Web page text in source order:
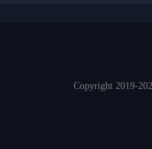
Copyright 2019-